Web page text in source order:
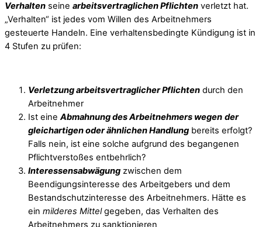
Verhalten seine arbeitsvertraglichen Pflichten verletzt hat.
„Verhalten“ ist jedes vom Willen des Arbeitnehmers
gesteuerte Handeln. Eine verhaltensbedingte Kündigung ist in
4 Stufen zu prüfen:
Verletzung arbeitsvertraglicher Pflichten durch den
Arbeitnehmer
Ist eineAbmahnung des Arbeitnehmers wegen der
gleichartigen oder ähnlichen Handlung bereits erfolgt?
Falls nein, ist eine solche aufgrund des begangenen
Pflichtverstoßes entbehrlich?
Interessensabwägung zwischen dem
Beendigungsinteresse des Arbeitgebers und dem
Bestandschutzinteresse des Arbeitnehmers. Hätte es
ein milderes Mittelgegeben, das Verhalten des
Arbeitnehmers zu sanktionieren